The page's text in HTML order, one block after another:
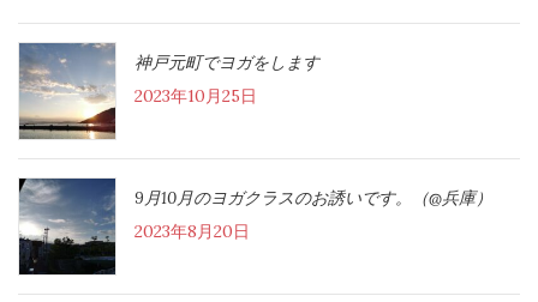
神戸元町でヨガをします
2023年10月25日
9月10月のヨガクラスのお誘いです。（@兵庫）
2023年8月20日